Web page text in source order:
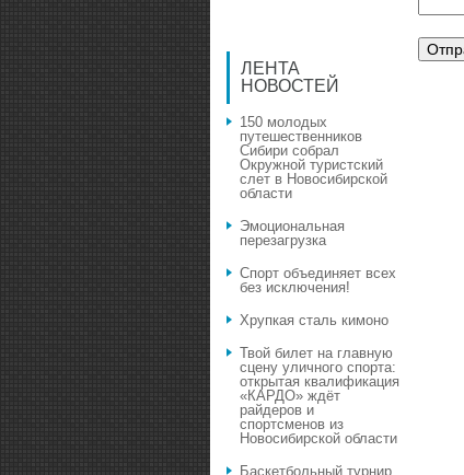
ЛЕНТА
НОВОСТЕЙ
150 молодых
путешественников
Сибири собрал
Окружной туристский
слет в Новосибирской
области
Эмоциональная
перезагрузка
Спорт объединяет всех
без исключения!
Хрупкая сталь кимоно
Твой билет на главную
сцену уличного спорта:
открытая квалификация
«КАРДО» ждёт
райдеров и
спортсменов из
Новосибирской области
Баскетбольный турнир